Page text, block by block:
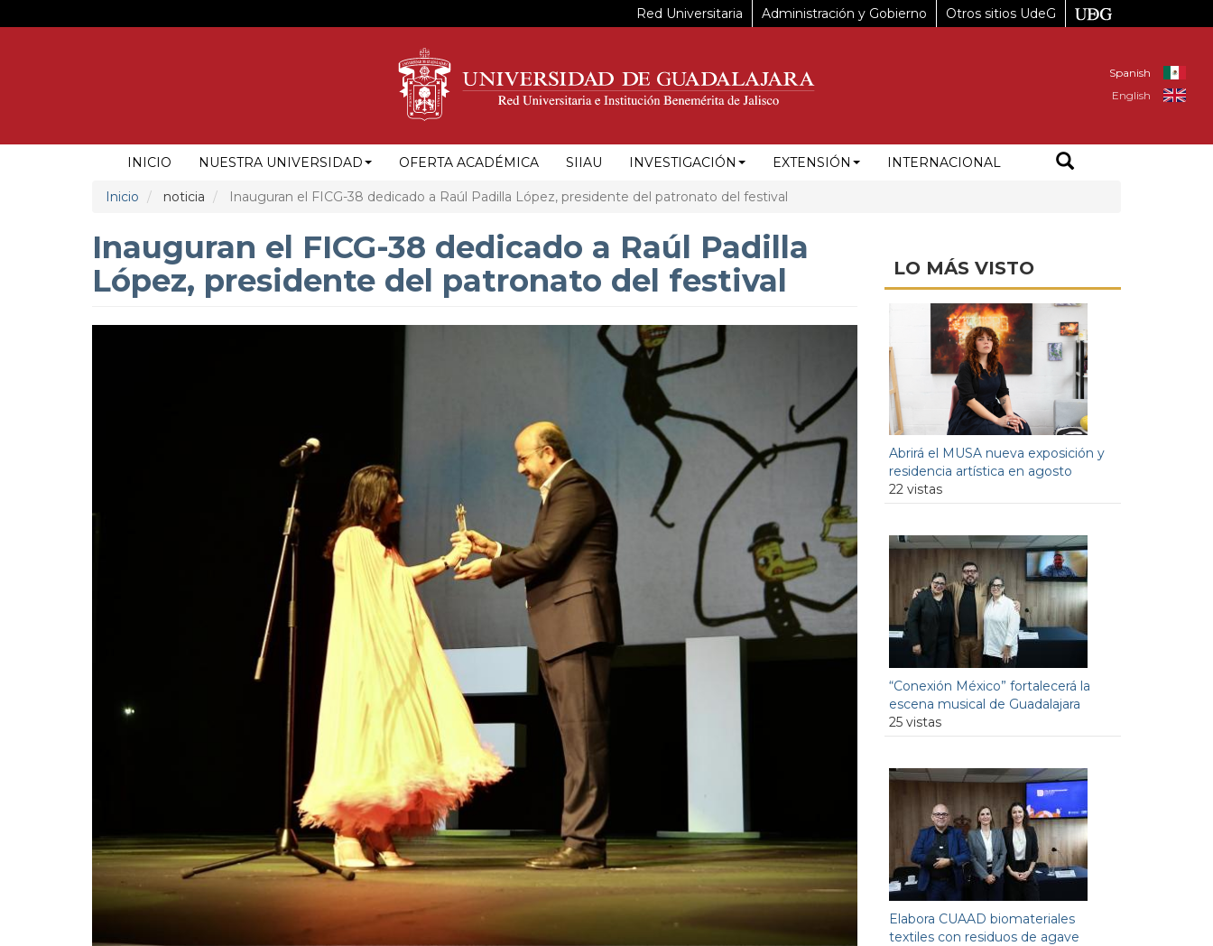
al
Red Universitaria Administración y Gobierno Otros sitios UdeG
Spanish
English
NAVEGACIÓN
PRINCIPAL
INICIO NUESTRA UNIVERSIDAD OFERTA ACADÉMICA SIIAU INVESTIGACIÓN EXTENSIÓN INTERNACIONAL
Inicio noticia Inauguran el FICG-38 dedicado a Raúl Padilla López, presidente del patronato del festival
Inauguran el FICG-38 dedicado a Raúl Padilla
López, presidente del patronato del festival
LO MÁS VISTO
Abrirá el MUSA nueva exposición y
residencia artística en agosto
22 vistas
“Conexión México” fortalecerá la
escena musical de Guadalajara
25 vistas
Elabora CUAAD biomateriales
textiles con residuos de agave